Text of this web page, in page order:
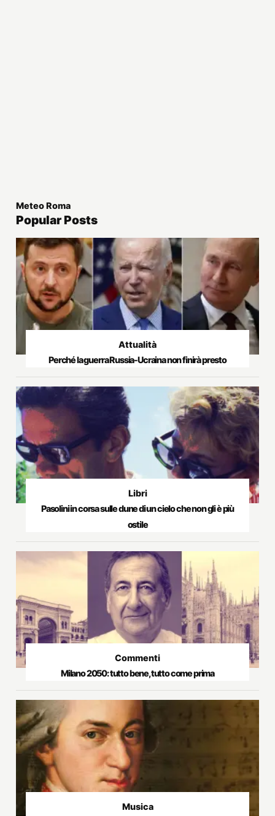
Meteo Roma
Popular Posts
Attualità
Perché la guerra Russia-Ucraina non finirà presto
Libri
Pasolini in corsa sulle dune di un cielo che non gli è più
ostile
Commenti
Milano 2050: tutto bene, tutto come prima
Musica